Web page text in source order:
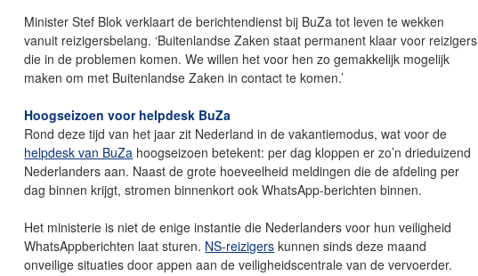
Minister Stef Blok verklaart de berichtendienst bij BuZa tot leven te wekken
vanuit reizigersbelang. ‘Buitenlandse Zaken staat permanent klaar voor reizigers
die in de problemen komen. We willen het voor hen zo gemakkelijk mogelijk
maken om met Buitenlandse Zaken in contact te komen.’
Hoogseizoen voor helpdesk BuZa
Rond deze tijd van het jaar zit Nederland in de vakantiemodus, wat voor de
helpdesk van BuZa hoogseizoen betekent: per dag kloppen er zo’n drieduizend
Nederlanders aan. Naast de grote hoeveelheid meldingen die de afdeling per
dag binnen krijgt, stromen binnenkort ook WhatsApp-berichten binnen.
Het ministerie is niet de enige instantie die Nederlanders voor hun veiligheid
WhatsAppberichten laat sturen. NS-reizigers kunnen sinds deze maand
onveilige situaties door appen aan de veiligheidscentrale van de vervoerder.